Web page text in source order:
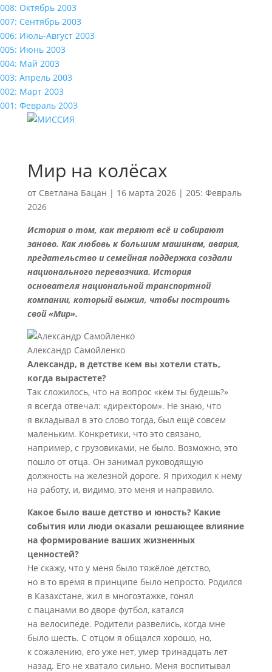
008: Октябрь 2003
007: Сентябрь 2003
006: Июль-Август 2003
005: Июнь 2003
004: Май 2003
003: Апрель 2003
002: Март 2003
001: Февраль 2003
Мир на колёсах
от Светлана Бацан | 16 марта 2026| 205: Февраль
2026
История о том, как теряют всё и собирают
заново. Как любовь к большим машинам, авария,
предательство и семейная поддержка создали
национального перевозчика. История
основателя национальной транспортной
компании, который выжил, чтобы построить
свой «Мир».
Александр Самойленко
Александр, в детстве кем вы хотели стать,
когда вырастете?
Так сложилось, что на вопрос «кем ты будешь?»
я всегда отвечал: «директором». Не знаю, что
я вкладывал в это слово тогда, был ещё совсем
маленьким. Конкретики, что это связано,
например, с грузовиками, не было. Возможно, это
пошло от отца. Он занимал руководящую
должность на железной дороге. Я приходил к нему
на работу, и, видимо, это меня и направило.
Какое было ваше детство и юность? Какие
события или люди оказали решающее влияние
на формирование ваших жизненных
ценностей?
Не скажу, что у меня было тяжёлое детство,
но в то время в принципе было непросто. Родился
в Казахстане, жил в многоэтажке, гонял
с пацанами во дворе футбол, катался
на велосипеде. Родители развелись, когда мне
было шесть. С отцом я общался хорошо, но,
к сожалению, его уже нет, умер тринадцать лет
назад. Его не хватало сильно. Меня воспитывал